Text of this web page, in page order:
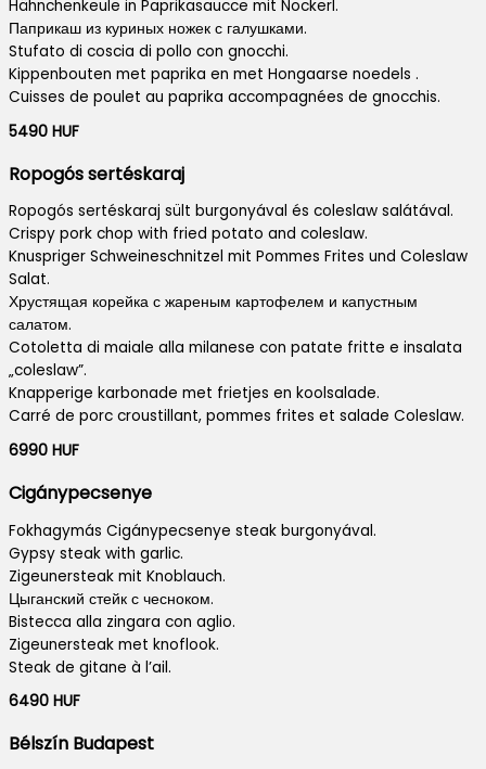
Hähnchenkeule in Paprikasaucce mit Nockerl.
Паприкаш из куриных ножек с галушками.
Stufato di coscia di pollo con gnocchi.
Kippenbouten met paprika en met Hongaarse noedels .
Cuisses de poulet au paprika accompagnées de gnocchis.
5490 HUF
Ropogós sertéskaraj
Ropogós sertéskaraj sült burgonyával és coleslaw salátával.
Crispy pork chop with fried potato and coleslaw.
Knuspriger Schweineschnitzel mit Pommes Frites und Coleslaw
Salat.
Хрустящая корейка с жареным картофелем и капустным
салатом.
Cotoletta di maiale alla milanese con patate fritte e insalata
„coleslaw”.
Knapperige karbonade met frietjes en koolsalade.
Carré de porc croustillant, pommes frites et salade Coleslaw.
6990 HUF
Cigánypecsenye
Fokhagymás Cigánypecsenye steak burgonyával.
Gypsy steak with garlic.
Zigeunersteak mit Knoblauch.
Цыганский стейк с чесноком.
Bistecca alla zingara con aglio.
Zigeunersteak met knoflook.
Steak de gitane à l’ail.
6490 HUF
Bélszín Budapest